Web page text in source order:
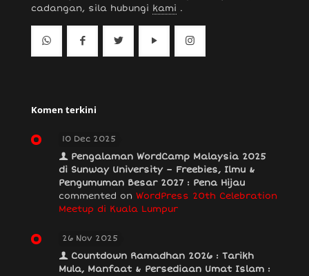
cadangan, sila hubungi kami .
Komen terkini
10 Dec 2025
Pengalaman WordCamp Malaysia 2025
di Sunway University – Freebies, Ilmu &
Pengumuman Besar 2027 : Pena Hijau
commented on WordPress 20th Celebration
Meetup di Kuala Lumpur
26 Nov 2025
Countdown Ramadhan 2026 : Tarikh
Mula, Manfaat & Persediaan Umat Islam :